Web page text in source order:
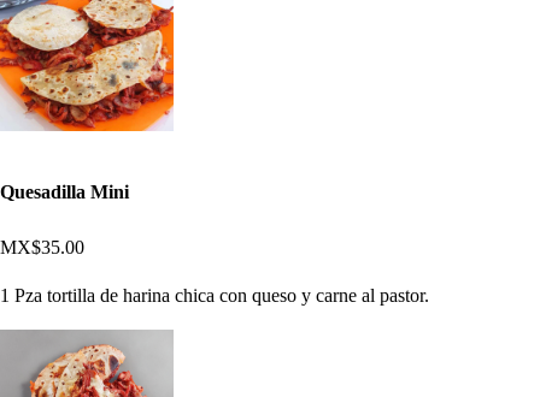
Quesadilla Mini
MX$35.00
1 Pza tortilla de harina chica con queso y carne al pastor.